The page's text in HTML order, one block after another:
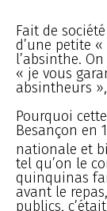
Fait de
d’une petite
l’absinthe.
« je vous
absintheurs
Pourquoi
Besançon en
nationale et
tel qu’on le
quinquinas
avant le
publics,